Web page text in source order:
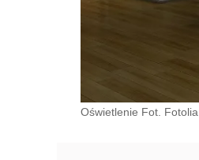
Oświetlenie Fot. Fotolia